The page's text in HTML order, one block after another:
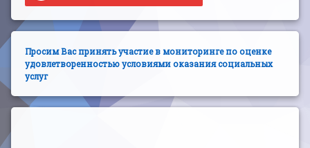
Просим Вас принять участие в мониторинге по оценке
удовлетворенностью условиями оказания социальных
услуг